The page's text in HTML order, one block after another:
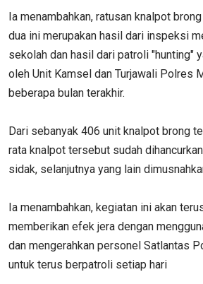
Ia menambahkan, ratusan knalpot
dua ini merupakan hasil dari inspeksi
sekolah dan hasil dari patroli "hunting"
oleh Unit Kamsel dan Turjawali Polres
beberapa bulan terakhir.
Dari sebanyak 406 unit knalpot brong
rata knalpot tersebut sudah
sidak, selanjutnya yang lain
Ia menambahkan, kegiatan ini akan
memberikan efek jera dengan
dan mengerahkan personel Satlantas
untuk terus berpatroli setiap hari